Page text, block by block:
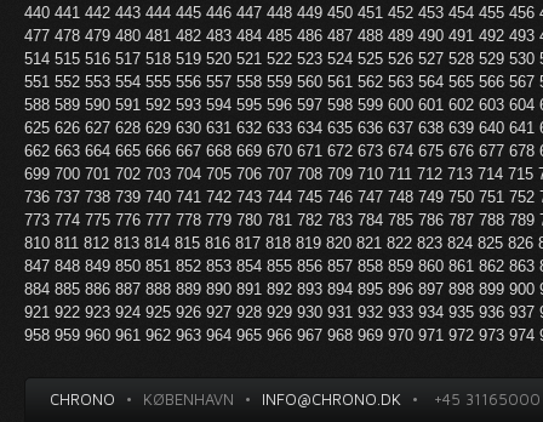
440 441 442 443 444 445 446 447 448 449 450 451 452 453 454 455 456
477 478 479 480 481 482 483 484 485 486 487 488 489 490 491 492 493
514 515 516 517 518 519 520 521 522 523 524 525 526 527 528 529 530
551 552 553 554 555 556 557 558 559 560 561 562 563 564 565 566 567
588 589 590 591 592 593 594 595 596 597 598 599 600 601 602 603 604
625 626 627 628 629 630 631 632 633 634 635 636 637 638 639 640 641
662 663 664 665 666 667 668 669 670 671 672 673 674 675 676 677 678
699 700 701 702 703 704 705 706 707 708 709 710 711 712 713 714 715
736 737 738 739 740 741 742 743 744 745 746 747 748 749 750 751 752
773 774 775 776 777 778 779 780 781 782 783 784 785 786 787 788 789
810 811 812 813 814 815 816 817 818 819 820 821 822 823 824 825 826
847 848 849 850 851 852 853 854 855 856 857 858 859 860 861 862 863
884 885 886 887 888 889 890 891 892 893 894 895 896 897 898 899 900
921 922 923 924 925 926 927 928 929 930 931 932 933 934 935 936 937
958 959 960 961 962 963 964 965 966 967 968 969 970 971 972 973 974
CHRONO • KØBENHAVN • INFO@CHRONO.DK • +45 31165000